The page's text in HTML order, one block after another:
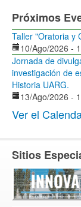
Próximos
Taller "Oratoria y
10/Ago/2026 -
Jornada de
investigación de
Historia UARG.
13/Ago/2026 -
Ver el
Sitios